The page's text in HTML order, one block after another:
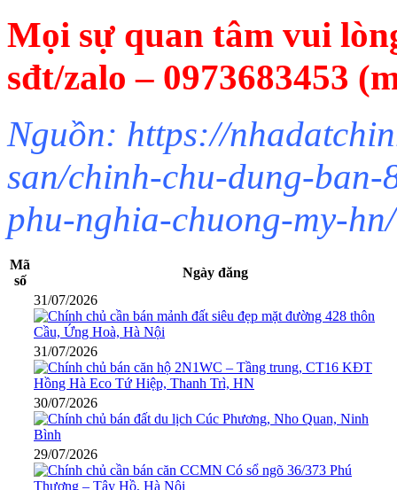
Mọi sự quan tâm vui
sđt/zalo – 0973683453
Nguồn: https://
san/chinh-chu-dung-
phu-nghia-chuong-my-hn/
Mã
số
Ngày đăng
31/07/2026
31/07/2026
30/07/2026
29/07/2026